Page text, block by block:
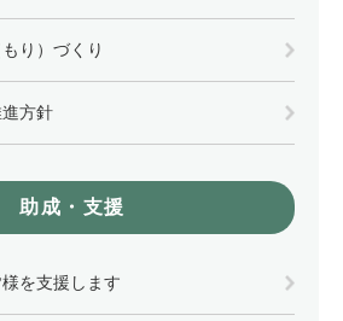
り）づくり
方針
助成・支援
を支援します